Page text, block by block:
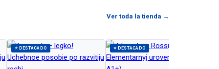
Ver toda la tienda →
⭐ DESTACADO ⭐ DESTACADO